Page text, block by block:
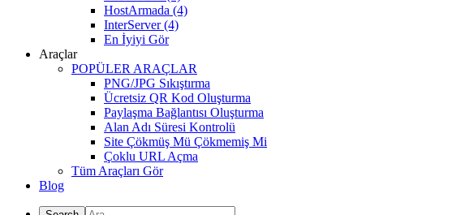
HostArmada (4)
InterServer(4)
En İyiyi Gör
Araçlar
POPÜLER ARAÇLAR
PNG/JPG Sıkıştırma
Ücretsiz QR Kod Oluşturma
Paylaşma Bağlantısı Oluşturma
Alan Adı Süresi Kontrolü
Site Çökmüş Mü Çökmemiş Mi
Çoklu URL Açma
Tüm Araçları Gör
Blog